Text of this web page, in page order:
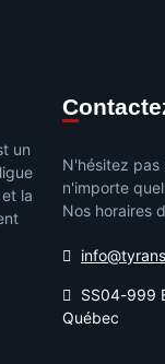
un
la
N'hésitez
n'importe
Nos horaires
SS04-999
Québec